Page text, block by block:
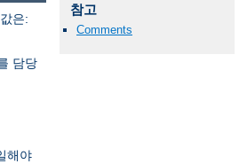
참고
Comments
은:
담당
해야